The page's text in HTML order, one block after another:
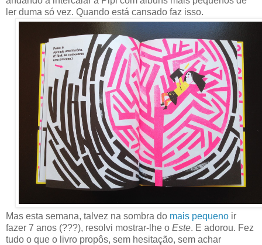
ler duma só vez. Quando está cansado faz isso.
Mas esta semana, talvez na sombra do mais pequeno ir
fazer 7 anos (???), resolvi mostrar-lhe o Este. E adorou. Fez
tudo o que o livro propôs, sem hesitação, sem achar